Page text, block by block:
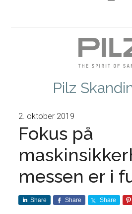
Pilz
2. oktober 2019
Fokus på
messen er i
Share Share Share